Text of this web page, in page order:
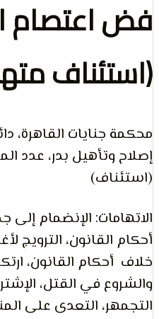
القاهرة، دائرة
الإنضمام إلى
القانون، الترويج
القانون، ارتكاب
في القتل، الإشتراك في
التعدى على المنشآت